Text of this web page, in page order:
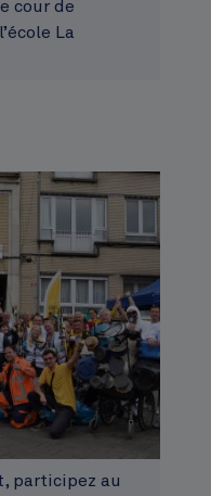
cour de
La
participez au